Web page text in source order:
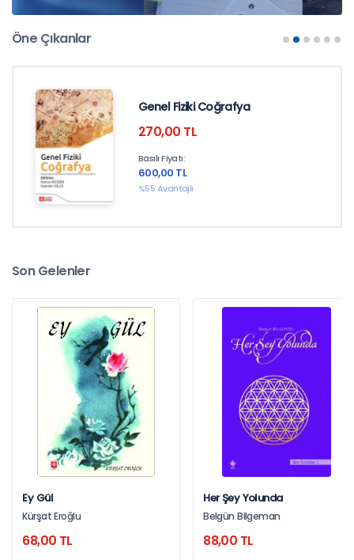
En İyi Hukuk İçerikleri
SüreliKitap'da!
İncelemek için tıklayınız
En İyi Mühendislik İçerikleri
SüreliKitap'da!
İncelemek için tıklayınız
En İyi Sosyal ve Beşeri Bilim
Kitapları SüreliKitap'da!
Öne Çıkanlar
Genel Fiziki Coğrafya
270,00 TL
Basılı Fiyatı:
600,00 TL
%55 Avantajlı
Son Gelenler
Ey Gül
Kürşat Eroğlu
68,00 TL
Her Şey Yolunda
Belgün Bilgeman
88,00 TL